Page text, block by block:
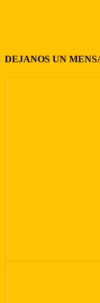
DEJANOS UN